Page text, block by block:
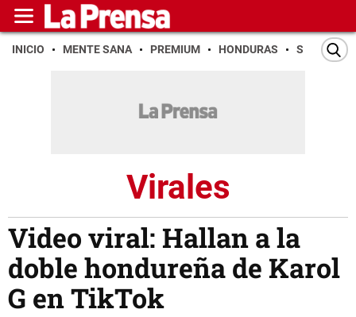
INICIO MENTE SANA PREMIUM HONDURAS SAN PEDRO
Virales
Video viral: Hallan a la
doble hondureña de Karol
G en TikTok